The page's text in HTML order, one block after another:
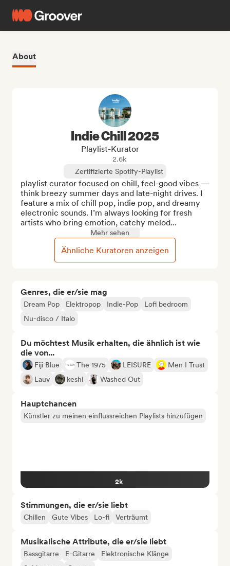
About
Genres, die er/sie mag
Dream Pop Elektropop Indie-Pop
Lofi bedroom
Nu-disco / Italo
Du möchtest Musik erhalten, die ähnlich ist wie
die von...
Fiji Blue The 1975 LEISURE
Men I Trust
Lauv
keshi Washed Out
Hauptchancen
Künstler zu meinen einflussreichen Playlists hinzufügen
2k
Stimmungen, die er/sie liebt
Chillen Gute Vibes Lo-fi Verträumt
Musikalische Attribute, die er/sie liebt
Bassgitarre E-Gitarre
Elektronische Klänge
Indie Chill 2025
Playlist-Kurator
2.6k
Zertifizierte Spotify-Playlist
playlist curator focused on chill, feel-good vibes —
think breezy summer days and late-night drives. I
feature a mix of chill pop, indie pop, and dreamy
electronic sounds. I’m always looking for fresh
artists who bring emotion, catchy melod...
Mehr sehen
Ähnliche Kuratoren anzeigen